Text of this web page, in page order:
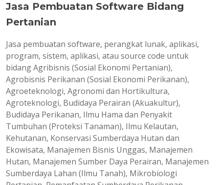
Jasa Pembuatan Software Bidang
Pertanian
Jasa pembuatan software, perangkat lunak, aplikasi,
program, sistem, aplikasi, atau source code untuk
bidang Agribisnis (Sosial Ekonomi Pertanian),
Agrobisnis Perikanan (Sosial Ekonomi Perikanan),
Agroeteknologi, Agronomi dan Hortikultura,
Agroteknologi, Budidaya Perairan (Akuakultur),
Budidaya Perikanan, Ilmu Hama dan Penyakit
Tumbuhan (Proteksi Tanaman), Ilmu Kelautan,
Kehutanan, Konservasi Sumberdaya Hutan dan
Ekowisata, Manajemen Bisnis Unggas, Manajemen
Hutan, Manajemen Sumber Daya Perairan, Manajemen
Sumberdaya Lahan (Ilmu Tanah), Mikrobiologi